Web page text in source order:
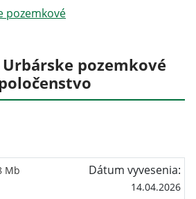
pozemkové
Urbárske pozemkové
Mb Dátum vyvesenia:
14.04.2026